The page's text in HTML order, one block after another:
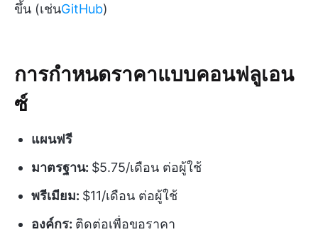
ขึ้น (เช่นGitHub)
การกำหนดราคาแบบคอนฟลูเอน
ซ์
แผนฟรี
มาตรฐาน: $5.75/เดือน ต่อผู้ใช้
พรีเมียม: $11/เดือน ต่อผู้ใช้
องค์กร: ติดต่อเพื่อขอราคา